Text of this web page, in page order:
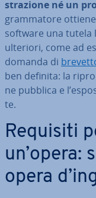
stra­zio­ne né un
gram­ma­to­re
software una tutela
ulteriori, come ad
domanda di
ben definita: la
ne pubblica e
te.
Requisiti
un’opera:
opera